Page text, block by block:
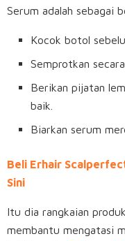
Serum adalah sebagai
Kocok botol
Semprotkan
Berikan pijatan
baik.
Biarkan serum
Beli Erhair
Sini
Itu dia rangkaian
membantu mengatasi